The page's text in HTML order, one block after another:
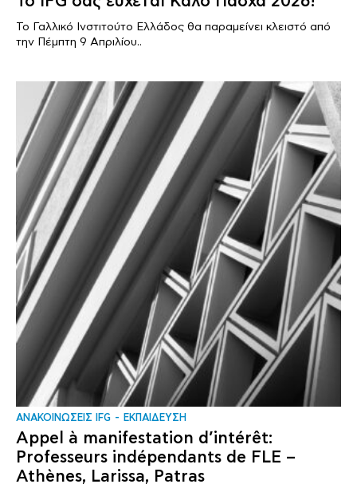
Το Γαλλικό Ινστιτούτο Ελλάδος θα παραμείνει κλειστό από
την Πέμπτη 9 Απριλίου..
ΑΝΑΚΟΙΝΩΣΕΙΣ IFG ΕΚΠΑΙΔΕΥΣΗ
Appel à manifestation d’intérêt:
Professeurs indépendants de FLE –
Athènes, Larissa, Patras